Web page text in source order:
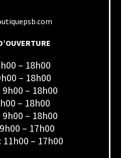
– 18h00
– 18h00
– 18h00
– 18h00
– 18h00
– 17h00
– 17h00